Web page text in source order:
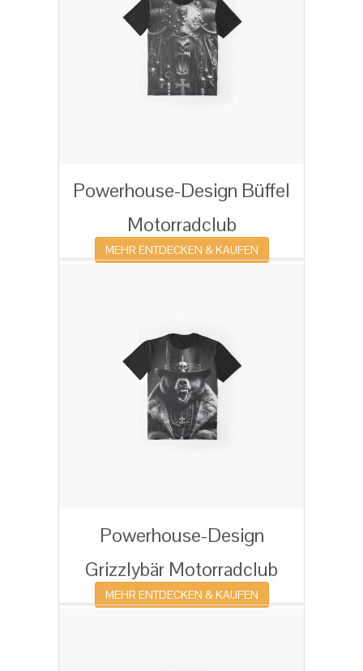
Powerhouse-Design Büffel
Motorradclub
MEHR ENTDECKEN & KAUFEN
Powerhouse-Design
Grizzlybär Motorradclub
MEHR ENTDECKEN & KAUFEN